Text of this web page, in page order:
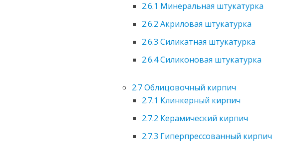
2.6.1 Минеральная штукатурка
2.6.2 Акриловая штукатурка
2.6.3 Силикатная штукатурка
2.6.4Силиконовая штукатурка
2.7Облицовочный кирпич
2.7.1 Клинкерный кирпич
2.7.2 Керамический кирпич
2.7.3 Гиперпрессованный кирпич